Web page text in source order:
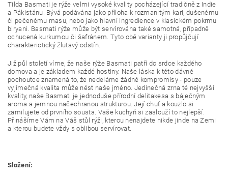
Tilda Basmati je rýže velmi vysoké kvality pocházející tradičně z Indie
a Pákistánu. Bývá podávána jako příloha k rozmanitým kari, dušenému
či pečenému masu, nebo jako hlavní ingredience v klasickém pokrmu
biryani. Basmati rýže může být servírována také samotná, případně
ochucená kurkumou či šafránem. Tyto obě varianty ji propůjčují
charakterictický žlutavý odstín.
Již půl století víme, že naše rýže Basmati patří do srdce každého
domova a je základem každé hostiny. Naše láska k této dávné
pochoutce znamená to, že nedeláme žádné kompromisy - pouze
vyjímečná kvalita může nést naše jméno. Jedinečná zrna té nejvyšší
kvality, naše Basmati je jednoduše přírodní delitakesa s báječným
aroma a jemnou načechranou strukturou. Její chuť a kouzlo si
zamilujete od prvního sousta. Vaše kuchyň si zaslouží to nejlepší.
Přinášíme Vám na Váš stůl rýži, kterou nenajdete nikde jinde na Zemi
a kterou budete vždy s oblibou servírovat.
Složení: